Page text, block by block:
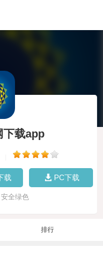
下载app
载 PC下载
全绿色
排行